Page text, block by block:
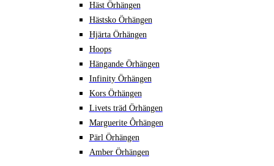
Häst Örhängen
Hästsko Örhängen
Hjärta Örhängen
Hoops
Hängande Örhängen
Infinity Örhängen
Kors Örhängen
Livets träd Örhängen
Marguerite Ôrhängen
Pärl Örhängen
Amber Örhängen